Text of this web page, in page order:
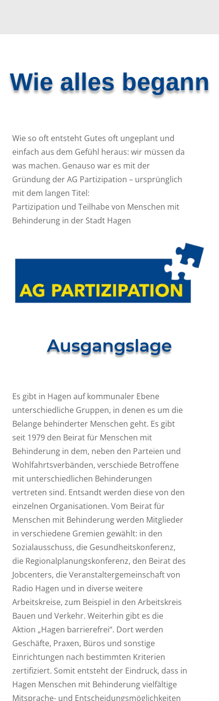
Wie alles begann
Wie so oft entsteht Gutes oft ungeplant und
einfach aus dem Gefühl heraus: wir müssen da
was machen. Genauso war es mit der
Gründung der AG Partizipation – ursprünglich
mit dem langen Titel:
Partizipation und Teilhabe von Menschen mit
Behinderung in der Stadt Hagen
Ausgangslage
Es gibt in Hagen auf kommunaler Ebene
unterschiedliche Gruppen, in denen es um die
Belange behinderter Menschen geht. Es gibt
seit 1979 den Beirat für Menschen mit
Behinderung in dem, neben den Parteien und
Wohlfahrtsverbänden, verschiede Betroffene
mit unterschiedlichen Behinderungen
vertreten sind. Entsandt werden diese von den
einzelnen Organisationen. Vom Beirat für
Menschen mit Behinderung werden Mitglieder
in verschiedene Gremien gewählt: in den
Sozialausschuss, die Gesundheitskonferenz,
die Regionalplanungskonferenz, den Beirat des
Jobcenters, die Veranstaltergemeinschaft von
Radio Hagen und in diverse weitere
Arbeitskreise, zum Beispiel in den Arbeitskreis
Bauen und Verkehr. Weiterhin gibt es die
Aktion „Hagen barrierefrei“. Dort werden
Geschäfte, Praxen, Büros und sonstige
Einrichtungen nach bestimmten Kriterien
zertifiziert. Somit entsteht der Eindruck, dass in
Hagen Menschen mit Behinderung vielfältige
Mitsprache- und Entscheidungsmöglichkeiten